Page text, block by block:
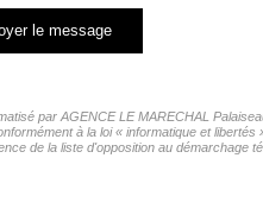
le message
par AGENCE LE MARECHAL
à la loi « informatique et
de la liste d'opposition au démarchage